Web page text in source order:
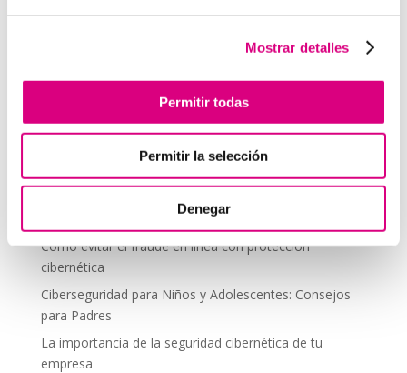
Mostrar detalles
Permitir todas
Permitir la selección
Denegar
Autenticación de dos factores (2FA): una capa
protegerse
Cómo proteger tu privacidad en las redes sociales
Los primeros antivirus: Una mirada retrospectiva
El auge de las noticias falsas
Cómo evitar el fraude en línea con protección
cibernética
Ciberseguridad para Niños y Adolescentes: Consejos
para Padres
La importancia de la seguridad cibernética de tu
empresa